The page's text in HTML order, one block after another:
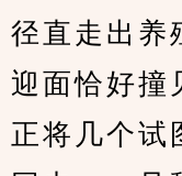
径直走出养
迎面恰好撞
正将几个试